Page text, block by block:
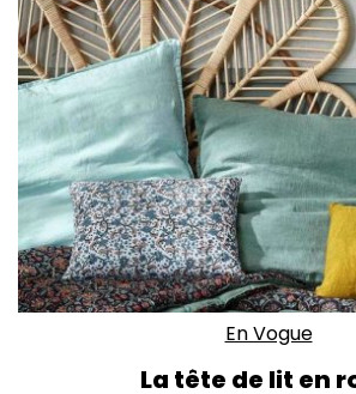
En Vogue
La tête de lit en